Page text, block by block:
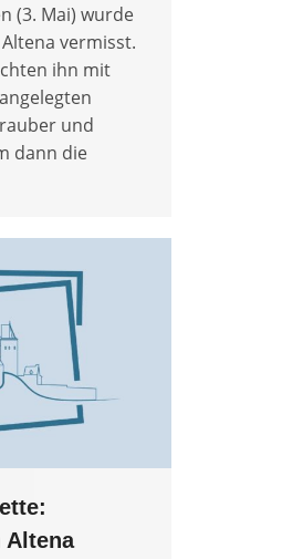
(3. Mai) wurde
vermisst.
ihn mit
und
dann die
Altena